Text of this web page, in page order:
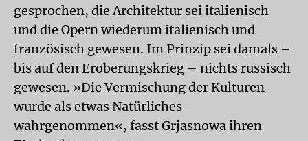
gesprochen, die Architektur sei italienisch
und die Opern wiederum italienisch und
französisch gewesen. Im Prinzip sei damals –
bis auf den Eroberungskrieg – nichts russisch
gewesen. »Die Vermischung der Kulturen
wurde als etwas Natürliches
wahrgenommen«, fasst Grjasnowa ihren